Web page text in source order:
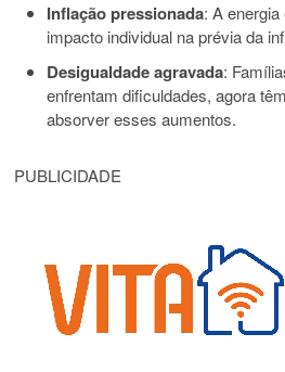
Inflação pressionada: A
impacto individual na prévia da
Desigualdade agravada:
enfrentam dificuldades, agora
absorver esses aumentos.
PUBLICIDADE